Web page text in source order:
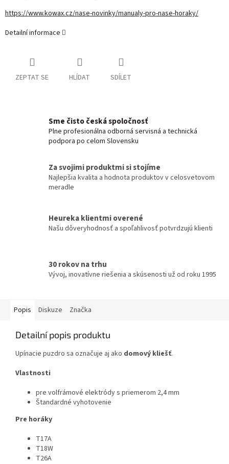
https://www.kowax.cz/nase-novinky/manualy-pro-nase-horaky/
Detailní informace
ZEPTAT SE HLÍDAT SDÍLET
Sme čisto česká spoločnosť
Plne profesionálna odborná servisná a technická
podpora po celom Slovensku
Za svojimi produktmi si stojíme
Najlepšia kvalita a hodnota produktov v celosvetovom
meradle
Heureka klientmi overené
Našu dôveryhodnosť a spoľahlivosť potvrdzujú klienti
30 rokov na trhu
Vývoj, inovatívne riešenia a skúsenosti už od roku 1995
Popis Diskuze Značka
Detailní popis produktu
Upínacie puzdro sa označuje aj ako domový kliešť.
Vlastnosti
pre volfrámové elektródy s priemerom 2,4 mm
Štandardné vyhotovenie
Pre horáky
T17A
T18W
T26A